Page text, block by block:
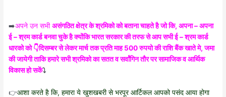
➡️अपने उन सभीअसंगठित क्षेत्र के श्रमिको को बताना चाहते है जो कि, अपना – अपना
ई – श्रम कार्ड बनवा चुके है क्योंकि भारत सरकार की तरफ से आप सभी ई – श्रम कार्ड
धारको को 👇दिसम्बर से लेकर मार्च तक प्रति माह 500 रुपयो की राशि बैंक खाते मे, जमा
की जायेगी ताकि हमारे सभी श्रमिको का सतत व सर्वांगिन तौर पर सामाजिक व आर्थिक
विकास हो सकें⤵️
👉आशा करते है कि, हमारा ये खुशखबरी से भरपूर आर्टिकल आपको पसंद आया होगा